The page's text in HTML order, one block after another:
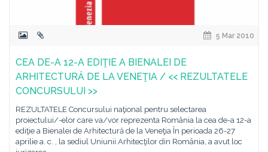
5 Mar 2010
CEA DE-A 12-A EDIŢIE A BIENALEI DE
ARHITECTURĂ DE LA VENEŢIA / << REZULTATELE
CONCURSULUI >>
REZULTATELE Concursului naţional pentru selectarea
proiectului/-elor care va/vor reprezenta România la cea de-a 12-a
ediţie a Bienalei de Arhitectură de la Veneţia În perioada 26-27
aprilie a. c. , la sediul Uniunii Arhitecţilor din România, a avut loc